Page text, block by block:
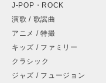
J-POP・ROCK
演歌 / 歌謡曲
アニメ / 特撮
キッズ / ファミリー
クラシック
ジャズ / フュージョン